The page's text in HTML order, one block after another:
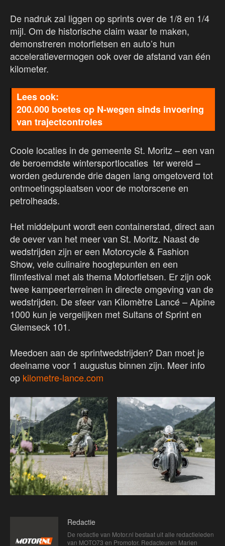
De nadruk zal liggen op sprints over de 1/8 en 1/4
mijl. Om de historische claim waar te maken,
demonstreren motorfietsen en auto’s hun
acceleratievermogen ook over de afstand van één
kilometer.
200.000 boetes op N-wegen sinds invoering
van trajectcontroles
Coole locaties in de gemeente St. Moritz – een van
de beroemdste wintersportlocaties ter wereld –
worden gedurende drie dagen lang omgetoverd tot
ontmoetingsplaatsen voor de motorscene en
petrolheads.
Het middelpunt wordt een containerstad, direct aan
de oever van het meer van St. Moritz. Naast de
wedstrijden zijn er een Motorcycle & Fashion
Show, vele culinaire hoogtepunten en een
filmfestival met als thema Motorfietsen. Er zijn ook
twee kampeerterreinen in directe omgeving van de
wedstrijden. De sfeer van Kilomètre Lancé – Alpine
1000 kun je vergelijken met Sultans of Sprint en
Glemseck 101.
Meedoen aan de sprintwedstrijden? Dan moet je
deelname voor 1 augustus binnen zijn. Meer info
op kilometre-lance.com
Redactie
De redactie van Motor.nl bestaat uit alle redactieleden
van MOTO73 en Promotor. Redacteuren Marien